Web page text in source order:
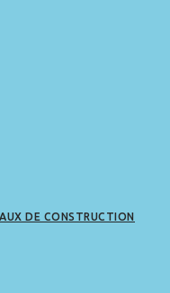
DE CONSTRUCTION